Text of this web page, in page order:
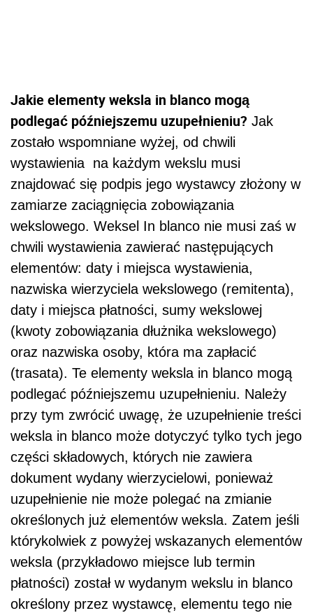
Jakie elementy weksla in blanco mogą
podlegać późniejszemu uzupełnieniu? Jak
zostało wspomniane wyżej, od chwili
wystawienia na każdym wekslu musi
znajdować się podpis jego wystawcy złożony w
zamiarze zaciągnięcia zobowiązania
wekslowego. Weksel In blanco nie musi zaś w
chwili wystawienia zawierać następujących
elementów: daty i miejsca wystawienia,
nazwiska wierzyciela wekslowego (remitenta),
daty i miejsca płatności, sumy wekslowej
(kwoty zobowiązania dłużnika wekslowego)
oraz nazwiska osoby, która ma zapłacić
(trasata). Te elementy weksla in blanco mogą
podlegać późniejszemu uzupełnieniu. Należy
przy tym zwrócić uwagę, że uzupełnienie treści
weksla in blanco może dotyczyć tylko tych jego
części składowych, których nie zawiera
dokument wydany wierzycielowi, ponieważ
uzupełnienie nie może polegać na zmianie
określonych już elementów weksla. Zatem jeśli
którykolwiek z powyżej wskazanych elementów
weksla (przykładowo miejsce lub termin
płatności) został w wydanym wekslu in blanco
określony przez wystawcę, elementu tego nie